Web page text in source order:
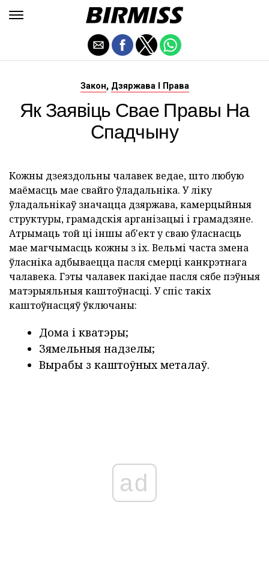
Закон, Дзяржава І Права
Як Заявіць Свае Правы На
Спадчыну
Кожны дзеяздольны чалавек ведае, што любую
маёмасць мае свайго ўладальніка. У ліку
ўладальнікаў значацца дзяржава, камерцыйныя
структуры, грамадскія арганізацыі і грамадзяне.
Атрымаць той ці іншы аб'ект у сваю ўласнасць
мае магчымасць кожны з іх. Вельмі часта змена
ўласніка адбываецца пасля смерці канкрэтнага
чалавека. Гэты чалавек пакідае пасля сябе пэўныя
матэрыяльныя каштоўнасці. У спіс такіх
каштоўнасцяў ўключаны:
Дома і кватэры;
Зямельныя надзелы;
Вырабы з каштоўных металаў.
ad